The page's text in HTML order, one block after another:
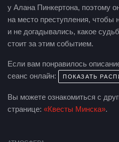
у Алана Пинкертона, поэтому
на место преступления, чтобы
и не догадывались, какое
стоит за этим событием.
Если вам понравилось
сеанс онлайн:
ПОКАЗАТЬ
Вы можете ознакомиться с
странице: «Квесты Минска».